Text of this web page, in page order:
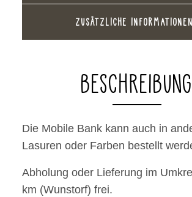
ZUSÄTZLICHE INFORMATIONEN
BESCHREIBUNG
Die Mobile Bank kann auch in
Lasuren oder Farben bestellt
Abholung oder Lieferung im
km (Wunstorf) frei.